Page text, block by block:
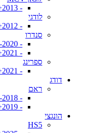
- 2013+
לודגי
- 2012+
סנדרו
- 2012-2020
- 2021+
ספרינג
- 2021+
דודג
ראם
- 2008-2018
- 2019+
הונגצי
HS5